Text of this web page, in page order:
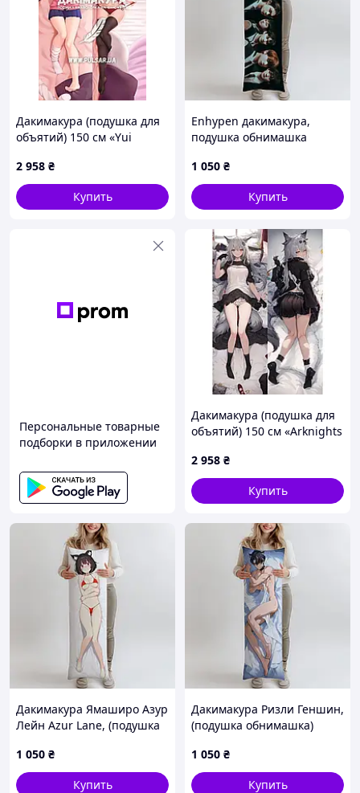
Дакимакура (подушка для
объятий) 150 см «Yui
2 958 ₴
Купить
Enhypen дакимакура,
подушка обнимашка
с быстрой доставкой по
Украине
1 050 ₴
Купить
Персональные товарные
подборки в приложении
Дакимакура (подушка для
объятий) 150 см «Arknights
2 958 ₴
Купить
Дакимакура Ямаширо Азур
Лейн Azur Lane, (подушка
лутшая с быстрой
доставкой по Украине
1 050 ₴
Купить
Дакимакура Ризли Геншин,
(подушка обнимашка)
быстрой доставкой по
Украине
1 050 ₴
Купить